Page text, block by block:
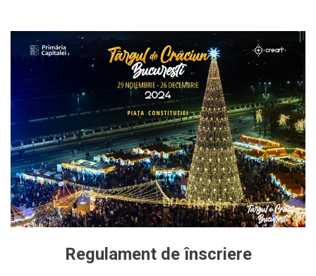
Regulament de înscriere